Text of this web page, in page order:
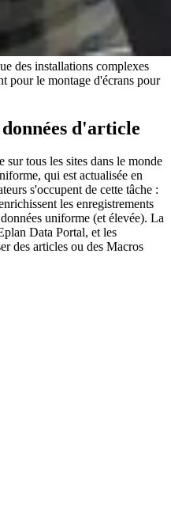
des installations complexes
pour le montage d'écrans pour
d'article
tous les sites dans le monde
qui est actualisée en
s'occupent de cette tâche :
les enregistrements
uniforme (et élevée). La
Data Portal, et les
des articles ou des Macros